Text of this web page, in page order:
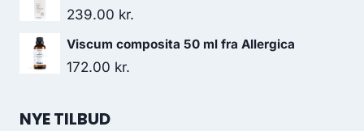
239.00 kr.
Viscum composita 50 ml fra Allergica
172.00 kr.
NYE TILBUD